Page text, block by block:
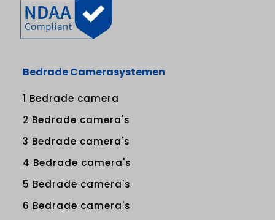
Bedrade Camerasystemen
1 Bedrade camera
2 Bedrade camera's
3 Bedrade camera's
4 Bedrade camera's
5 Bedrade camera's
6 Bedrade camera's